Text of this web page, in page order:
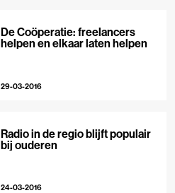
De Coöperatie: freelancers
helpen en elkaar laten helpen
29-03-2016
Radio in de regio blijft populair
bij ouderen
24-03-2016